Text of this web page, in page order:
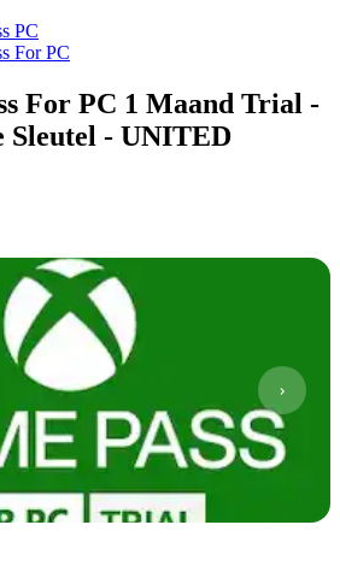
PC
For PC
For PC 1 Maand Trial -
Sleutel - UNITED